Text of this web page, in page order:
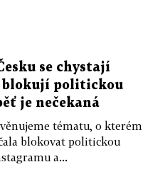
se chystají
blokují politickou
je nečekaná
tématu, o kterém
blokovat politickou
a...